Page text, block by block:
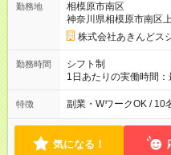
合：月給28万円＋残業
す。 【例2】転居可能の「ブロック限定勤務制度」の場合 ブロ
ック外東京23区内勤務
当 ※地域手当2万円や
す。 ＜水準以上の収入を得られる環境！＞ 全社員の平均年収は
603万円（平均月給38
らに自己負担額2万円の
できている」と話す社員が多くいま
あり 試用期間の長さ：
です。
勤務地
相模原市南区
神奈川県相模原市南区
株式会社あきんどス
勤務時間
シフト制
1日あたりの実働時間：最大8時間/日 ＜
20：00、12：00～21
形労働時間制（週平均実働40時間） ◎残
出勤前にジムに通う社
働くことがほぼありま
特徴 副業・WワークOK / 10
気になる！